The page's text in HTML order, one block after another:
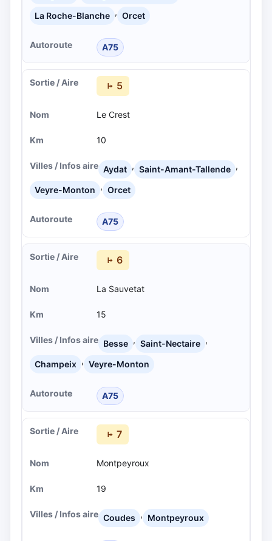
La Roche-Blanche , Orcet
A75
5
Le Crest
10
Aydat , Saint-Amant-Tallende ,
Veyre-Monton , Orcet
A75
6
La Sauvetat
15
Besse , Saint-Nectaire ,
Champeix , Veyre-Monton
A75
7
Montpeyroux
19
Coudes , Montpeyroux